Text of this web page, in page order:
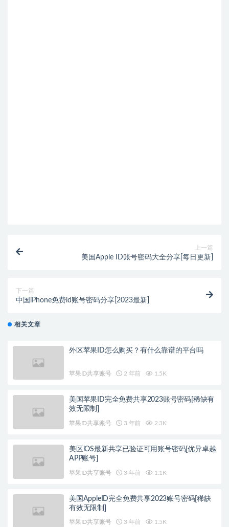
上一篇
美国Apple ID账号密码大全分享[每日更新]
下一篇
中国iPhone免费id账号密码分享[2023最新]
相关文章
外区苹果ID怎么购买？有什么靠谱的平台吗
苹果ID共享账号 2 年前 1.5K
美国苹果ID完全免费共享2023账号密码[稀缺有
效无限制]
苹果ID共享账号 3 年前 2.3K
美区iOS最新共享已验证可用账号密码[优异卓越
APP账号]
苹果ID共享账号 3 年前 1.1K
美国AppleID完全免费共享2023账号密码[稀缺
有效无限制]
苹果ID共享账号 3 年前 1.5K